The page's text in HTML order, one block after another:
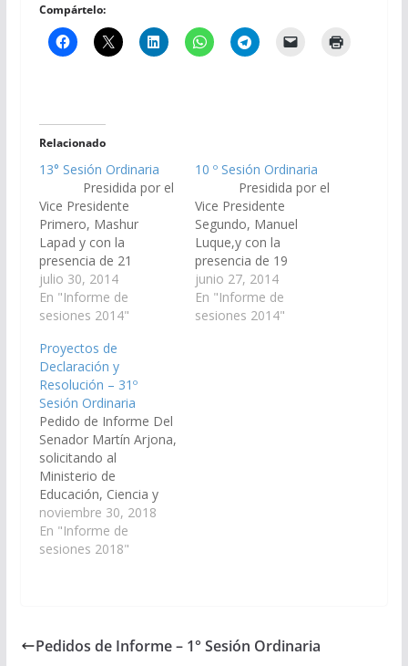
Compártelo:
Relacionado
13° Sesión Ordinaria
Presidida por el
Vice Presidente
Primero, Mashur
Lapad y con la
presencia de 21
senadores se llevó a
cabo la 13º Sesión
Ordinaria de la Cámara
Proyecto de Ley
Expropiación en Metán
Se aprobó un
Proyecto de Ley del
Senador Roberto
Enrique Gramaglia,
declarándose de
Utilidad Pública…
julio 30, 2014
En "Informe de
sesiones 2014"
10 º Sesión Ordinaria
Presidida por el
Vice Presidente
Segundo, Manuel
Luque,y con la
presencia de 19
senadores se llevó a
cabo la 10º Sesión
Ordinaria de la Cámara
junio 27, 2014
En "Informe de
sesiones 2014"
Proyectos de
Declaración y
Resolución – 31º
Sesión Ordinaria
Pedido de Informe Del
Senador Martín Arjona,
solicitando al
Ministerio de
Educación, Ciencia y
Tecnología, informe en
un plazo de 10 días
sobre la ejecución
de todas la unidades
noviembre 30, 2018
En "Informe de
sesiones 2018"
Pedidos de Informe – 1° Sesión Ordinaria